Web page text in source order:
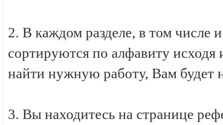
2. В каждом разделе, в том числе
сортируются по алфавиту исходя
найти нужную работу, Вам будет
3. Вы находитесь на странице